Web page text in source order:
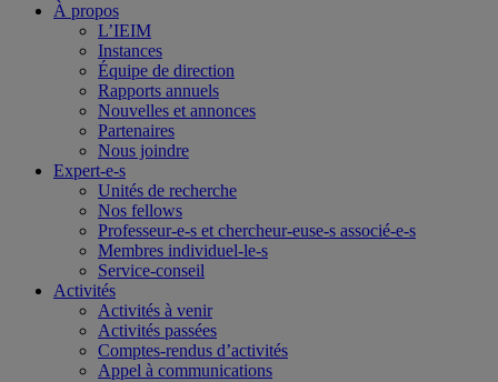
À propos
L’IEIM
Instances
Équipe de direction
Rapports annuels
Nouvelles et annonces
Partenaires
Nous joindre
Expert-e-s
Unités de recherche
Nos fellows
Professeur-e-s et chercheur-euse-s associé-e-s
Membres individuel-le-s
Service-conseil
Activités
Activités à venir
Activités passées
Comptes-rendus d’activités
Appel à communications